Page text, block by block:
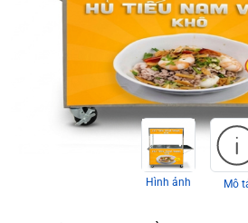
Hình ảnh Mô